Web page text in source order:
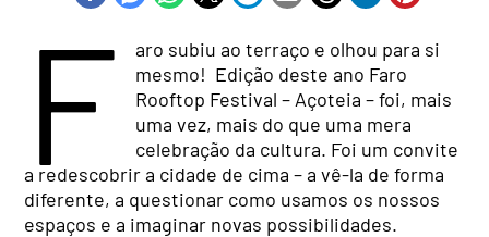
F
aro subiu ao terraço e olhou para si
mesmo! Edição deste ano Faro
Rooftop Festival – Açoteia – foi, mais
uma vez, mais do que uma mera
celebração da cultura. Foi um convite
a redescobrir a cidade de cima – a vê-la de forma
diferente, a questionar como usamos os nossos
espaços e a imaginar novas possibilidades.